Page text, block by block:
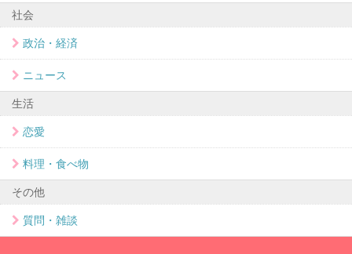
社会
政治・経済
ニュース
生活
恋愛
料理・食べ物
その他
質問・雑談